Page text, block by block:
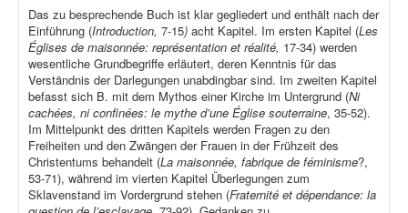
Das zu besprechende Buch ist klar gegliedert und enthält nach der
Einführung (Introduction, 7-15) acht Kapitel. Im ersten Kapitel (Les
Églises de maisonnée: représentation et réalité, 17-34) werden
wesentliche Grundbegriffe erläutert, deren Kenntnis für das
Verständnis der Darlegungen unabdingbar sind. Im zweiten Kapitel
befasst sich B. mit dem Mythos einer Kirche im Untergrund (Ni
cachées, ni confinées: le mythe d’une Église souterraine, 35-52).
Im Mittelpunkt des dritten Kapitels werden Fragen zu den
Freiheiten und den Zwängen der Frauen in der Frühzeit des
Christentums behandelt (La maisonnée, fabrique de féminisme?,
53-71), während im vierten Kapitel Überlegungen zum
Sklavenstand im Vordergrund stehen (Fraternité et dépendance: la